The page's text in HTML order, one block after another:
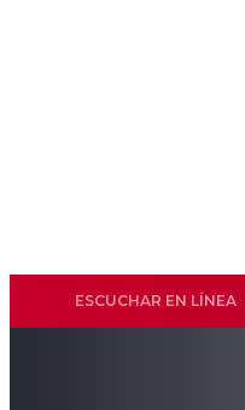
ESCUCHAR EN LÍNEA